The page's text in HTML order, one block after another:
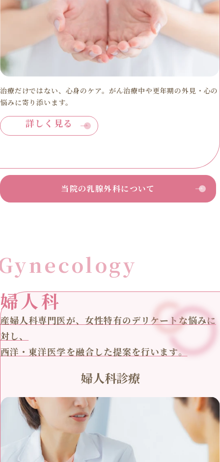
治療だけではない、心身のケア。がん治療中や更年期の外見・心の
悩みに寄り添います。
詳しく見る
当院の乳腺外科について
婦人科
産婦人科専門医が、女性特有のデリケートな悩みに
対し、
西洋・東洋医学を融合した提案を行います。
婦人科診療